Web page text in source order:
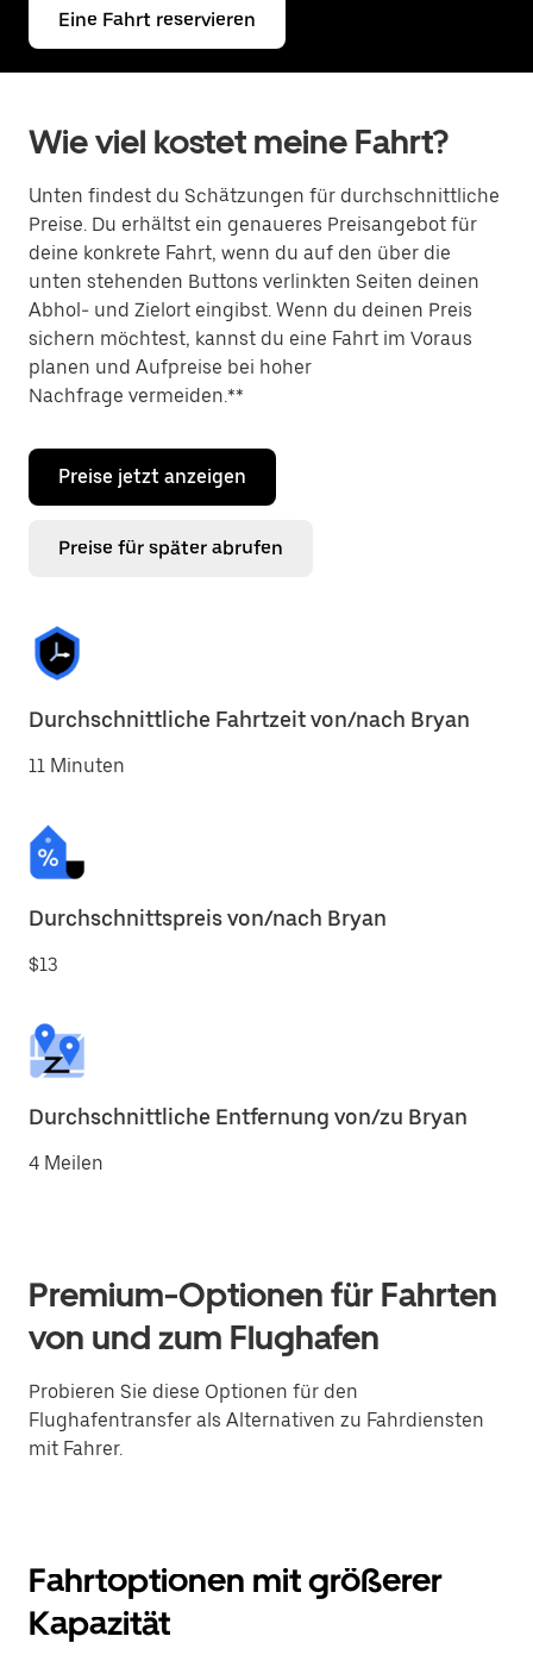
Eine Fahrt reservieren
Wie viel kostet meine Fahrt?
Unten findest du Schätzungen für durchschnittliche
Preise. Du erhältst ein genaueres Preisangebot für
deine konkrete Fahrt, wenn du auf den über die
unten stehenden Buttons verlinkten Seiten deinen
Abhol- und Zielort eingibst. Wenn du deinen Preis
sichern möchtest, kannst du eine Fahrt im Voraus
planen und Aufpreise bei hoher
Nachfrage vermeiden.**
Preise jetzt anzeigen
Preise für später abrufen
Durchschnittliche Fahrtzeit von/nach Bryan
11 Minuten
Durchschnittspreis von/nach Bryan
$13
Durchschnittliche Entfernung von/zu Bryan
4 Meilen
Premium-Optionen für Fahrten
von und zum Flughafen
Probieren Sie diese Optionen für den
Flughafentransfer als Alternativen zu Fahrdiensten
mit Fahrer.
Fahrtoptionen mit größerer
Kapazität